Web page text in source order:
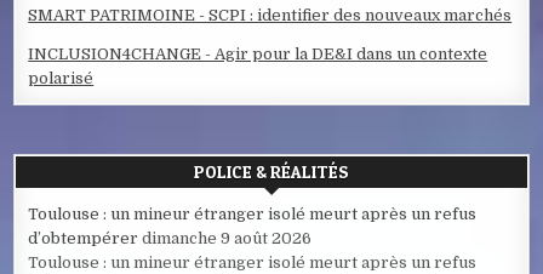
SMART PATRIMOINE - SCPI : identifier des nouveaux marchés
INCLUSION4CHANGE - Agir pour la DE&I dans un contexte
polarisé
POLICE & RÉALITÉS
Toulouse : un mineur étranger isolé meurt après un refus
d’obtempérer dimanche 9 août 2026
Toulouse : un mineur étranger isolé meurt après un refus